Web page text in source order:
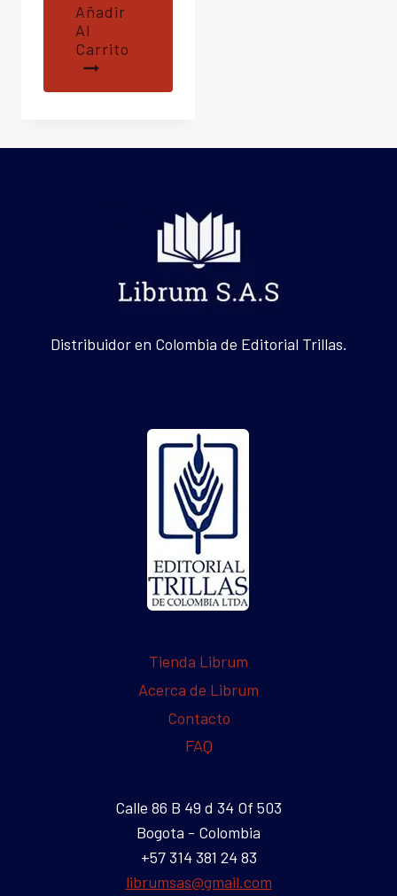
Añadir
Al
Carrito
Distribuidor en Colombia de Editorial Trillas.
Tienda Librum
Acerca de Librum
Contacto
FAQ
Calle 86 B 49 d 34 Of 503
Bogota - Colombia
+57 314 381 24 83
librumsas@gmail.com